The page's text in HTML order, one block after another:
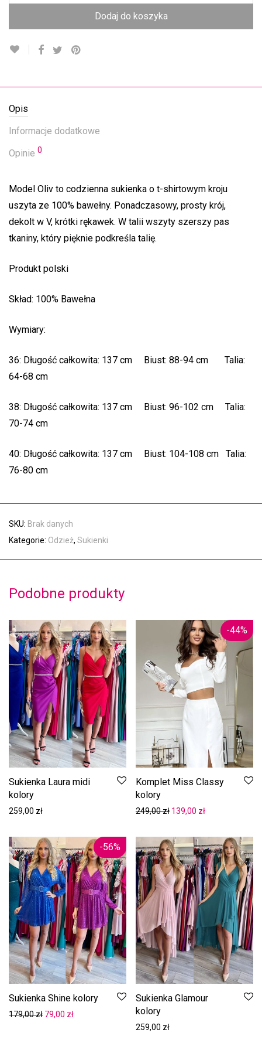
Dodaj do koszyka
Opis
Informacje dodatkowe
Opinie 0
Model Oliv to codzienna sukienka o t-shirtowym kroju
uszyta ze 100% bawełny. Ponadczasowy, prosty krój,
dekolt w V, krótki rękawek. W talii wszyty szerszy pas
tkaniny, który pięknie podkreśla talię.
Produkt polski
Skład: 100% Bawełna
Wymiary:
36: Długość całkowita: 137 cm Biust: 88-94 cm Talia:
64-68 cm
38: Długość całkowita: 137 cm Biust: 96-102 cm Talia:
70-74 cm
40: Długość całkowita: 137 cm Biust: 104-108 cm Talia:
76-80 cm
SKU: Brak danych
Kategorie: Odzież, Sukienki
Podobne produkty
Sukienka Laura midi
kolory
259,00 zł
-44%
Komplet Miss Classy
kolory
249,00zł Pierwotna cena
139,00 złAktualna cena
-56%
Sukienka Shine kolory
179,00zł Pierwotna cena wynosiła: 179,00 zł.
79,00 złAktualna cena wynosi: 79,00 zł.
Sukienka Glamour
kolory
259,00 zł